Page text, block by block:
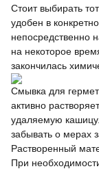
Стоит выбирать
удобен в
непосредственно
на некоторое
закончилась
Смывка для
активно
удаляемую
забывать о мерах
Растворенный
При